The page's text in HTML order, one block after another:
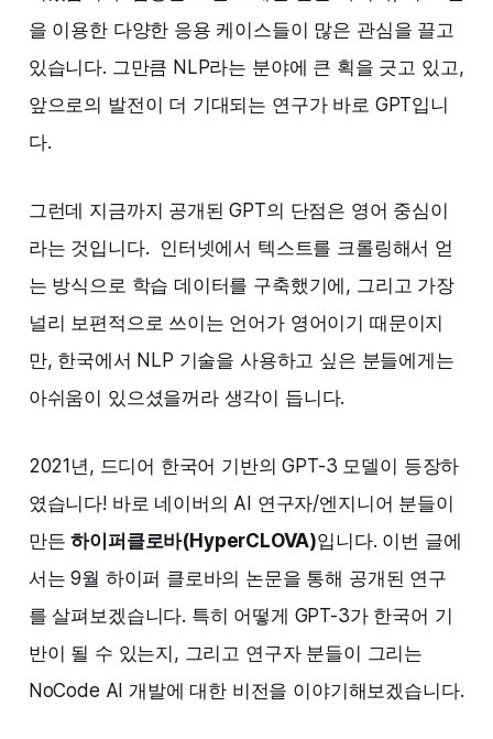
을 이용한 다양한 응용 케이스들이 많은 관심을 끌고
있습니다. 그만큼 NLP라는 분야에 큰 획을 긋고 있고,
앞으로의 발전이 더 기대되는 연구가 바로 GPT입니
다.
그런데 지금까지 공개된 GPT의 단점은 영어 중심이
라는 것입니다. 인터넷에서 텍스트를 크롤링해서 얻
는 방식으로 학습 데이터를 구축했기에, 그리고 가장
널리 보편적으로 쓰이는 언어가 영어이기 때문이지
만, 한국에서 NLP 기술을 사용하고 싶은 분들에게는
아쉬움이 있으셨을꺼라 생각이 듭니다.
2021년, 드디어 한국어 기반의 GPT-3 모델이 등장하
였습니다! 바로 네이버의 AI 연구자/엔지니어 분들이
만든하이퍼클로바(HyperCLOVA)입니다. 이번 글에
서는 9월 하이퍼 클로바의 논문을 통해 공개된 연구
를 살펴보겠습니다. 특히 어떻게 GPT-3가 한국어 기
반이 될 수 있는지, 그리고 연구자 분들이 그리는
NoCode AI 개발에 대한 비전을 이야기해보겠습니다.